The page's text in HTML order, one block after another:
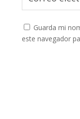
Guarda mi
este navegador